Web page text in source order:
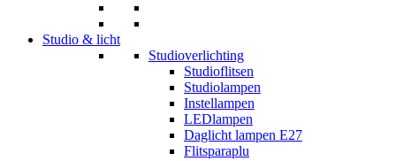
Studio & licht
Studioverlichting
Studioflitsen
Studiolampen
Instellampen
LEDlampen
Daglicht lampen E27
Flitsparaplu